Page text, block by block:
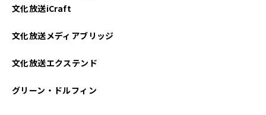
文化放送iCraft
文化放送メディアブリッジ
文化放送エクステンド
グリーン・ドルフィン